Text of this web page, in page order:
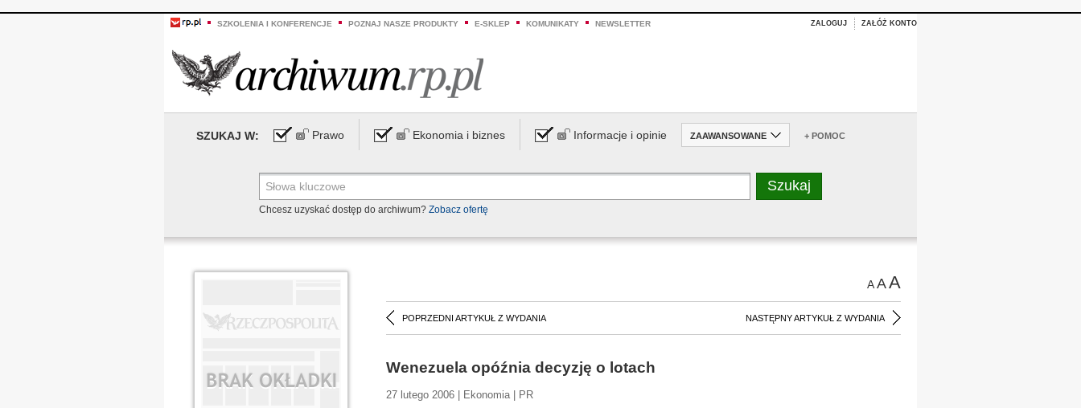
SZKOLENIA I KONFERENCJE POZNAJ NASZE PRODUKTY E-SKLEP KOMUNIKATY NEWSLETTER ZALOGUJ ZAŁÓŻ KONTO
SZUKAJ W: Prawo Ekonomia i biznes Informacje i opinie ZAAWANSOWANE + POMOC
Chcesz uzyskać dostęp do archiwum? Zobacz ofertę
AAA
POPRZEDNI ARTYKUŁ Z WYDANIA NASTĘPNY ARTYKUŁ Z WYDANIA
Wenezuela opóźnia decyzję o lotach
27 lutego 2006 | Ekonomia | PR